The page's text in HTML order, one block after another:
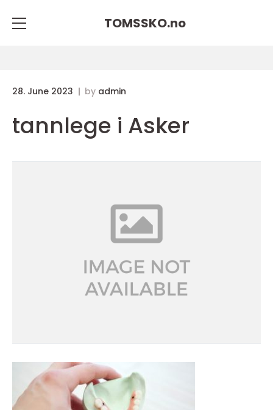
TOMSSKO.no
28. June 2023 by admin
tannlege i Asker